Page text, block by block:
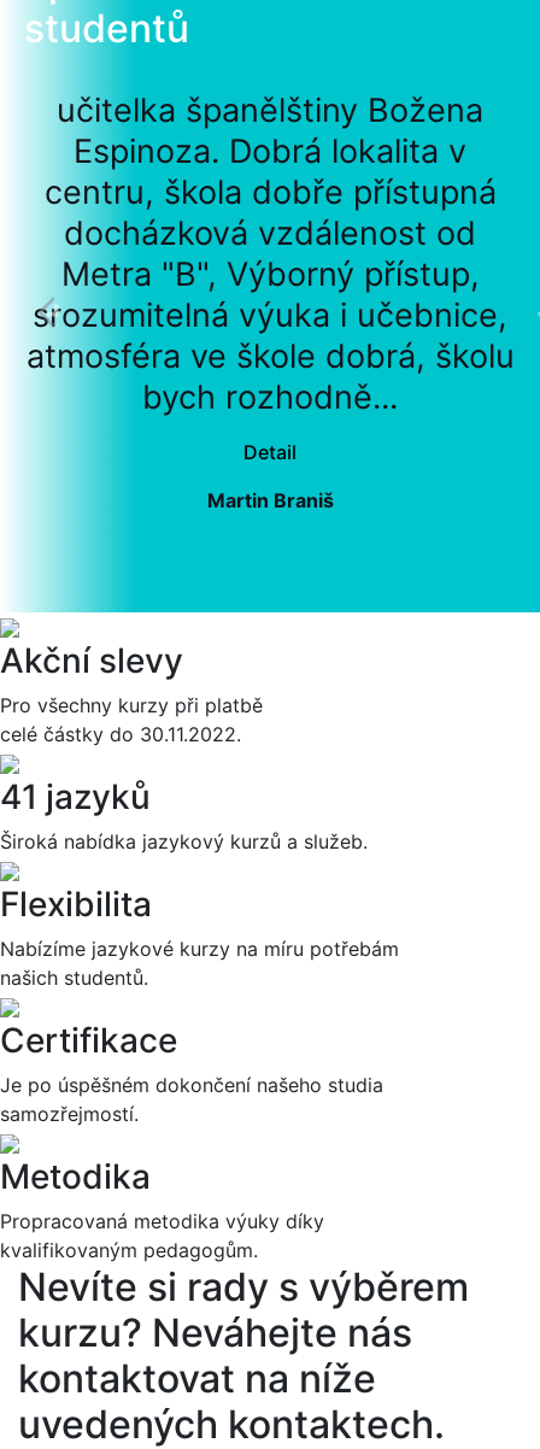
studentů
učitelka španělštiny Božena
Espinoza. Dobrá lokalita v
centru, škola dobře přístupná
docházková vzdálenost od
Metra "B", Výborný přístup,
srozumitelná výuka i učebnice,
atmosféra ve škole dobrá, školu
bych rozhodně...
Detail
Martin Braniš
Akční slevy
Pro všechny kurzy při platbě
celé částky do 30.11.2022.
41 jazyků
Široká nabídka jazykový kurzů a služeb.
Flexibilita
Nabízíme jazykové kurzy na míru potřebám
našich studentů.
Certifikace
Je po úspěšném dokončení našeho studia
samozřejmostí.
Metodika
Propracovaná metodika výuky díky
kvalifikovaným pedagogům.
Nevíte si rady s výběrem
kurzu? Neváhejte nás
kontaktovat na níže
uvedených kontaktech.